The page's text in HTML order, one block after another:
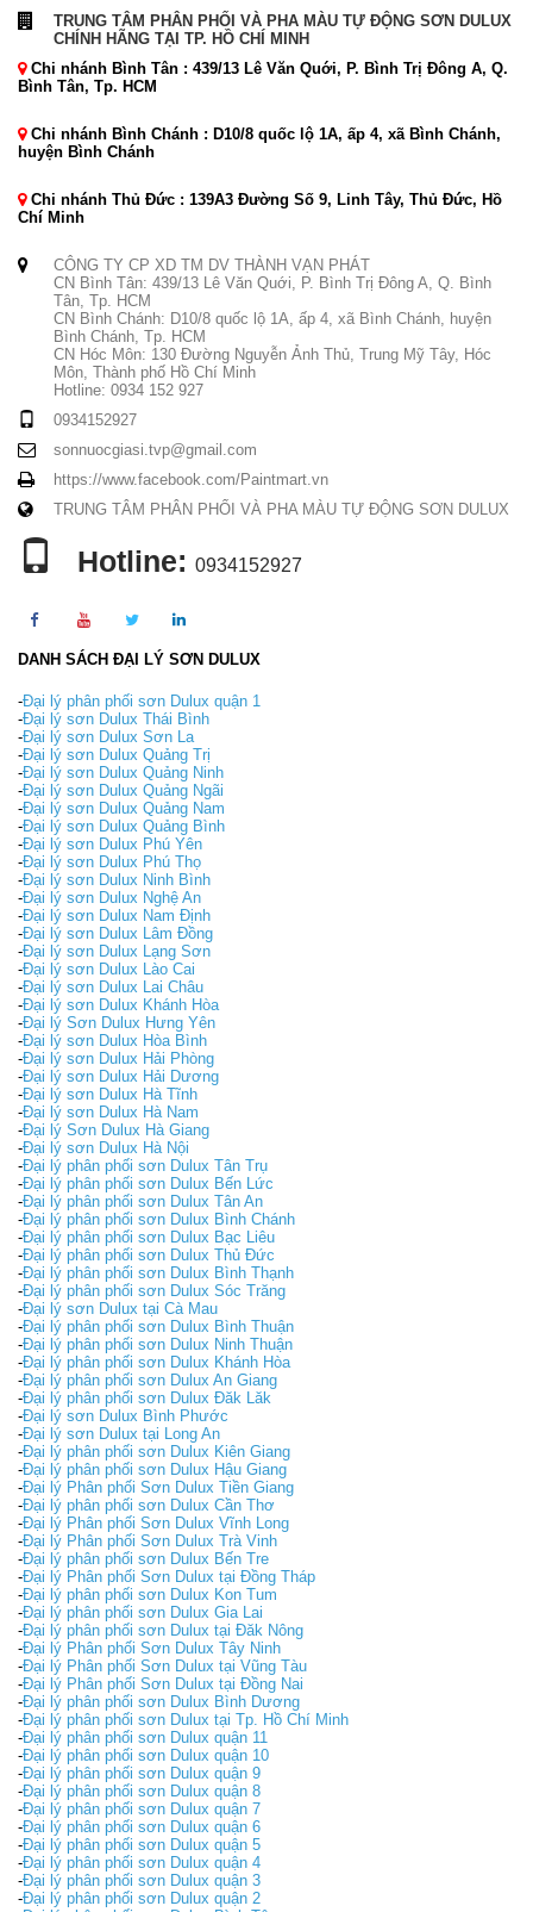
TRUNG TÂM PHÂN PHỐI VÀ PHA MÀU TỰ ĐỘNG SƠN DULUX
CHÍNH HÃNG TẠI TP. HỒ CHÍ MINH
Chi nhánh Bình Tân : 439/13 Lê Văn Quới, P. Bình Trị Đông A, Q.
Bình Tân, Tp. HCM
Chi nhánh Bình Chánh : D10/8 quốc lộ 1A, ấp 4, xã Bình Chánh,
huyện Bình Chánh
Chi nhánh Thủ Đức : 139A3 Đường Số 9, Linh Tây, Thủ Đức, Hồ
Chí Minh
CÔNG TY CP XD TM DV THÀNH VẠN PHÁT
CN Bình Tân: 439/13 Lê Văn Quới, P. Bình Trị Đông A, Q. Bình
Tân, Tp. HCM
CN Bình Chánh: D10/8 quốc lộ 1A, ấp 4, xã Bình Chánh, huyện
Bình Chánh, Tp. HCM
CN Hóc Môn: 130 Đường Nguyễn Ảnh Thủ, Trung Mỹ Tây, Hóc
Môn, Thành phố Hồ Chí Minh
Hotline: 0934 152 927
0934152927
sonnuocgiasi.tvp@gmail.com
https://www.facebook.com/Paintmart.vn
TRUNG TÂM PHÂN PHỐI VÀ PHA MÀU TỰ ĐỘNG SƠN DULUX
Hotline: 0934152927
DANH SÁCH ĐẠI LÝ SƠN DULUX
-Đại lý phân phối sơn Dulux quận 1
-Đại lý sơn Dulux Thái Bình
-Đại lý sơn Dulux Sơn La
-Đại lý sơn Dulux Quảng Trị
-Đại lý sơn Dulux Quảng Ninh
-Đại lý sơn Dulux Quảng Ngãi
-Đại lý sơn Dulux Quảng Nam
-Đại lý sơn Dulux Quảng Bình
-Đại lý sơn Dulux Phú Yên
-Đại lý sơn Dulux Phú Thọ
-Đại lý sơn Dulux Ninh Bình
-Đại lý sơn Dulux Nghệ An
-Đại lý sơn Dulux Nam Định
-Đại lý sơn Dulux Lâm Đồng
-Đại lý sơn Dulux Lạng Sơn
-Đại lý sơn Dulux Lào Cai
-Đại lý sơn Dulux Lai Châu
-Đại lý sơn Dulux Khánh Hòa
-Đại lý Sơn Dulux Hưng Yên
-Đại lý sơn Dulux Hòa Bình
-Đại lý sơn Dulux Hải Phòng
-Đại lý sơn Dulux Hải Dương
-Đại lý sơn Dulux Hà Tĩnh
-Đại lý sơn Dulux Hà Nam
-Đại lý Sơn Dulux Hà Giang
-Đại lý sơn Dulux Hà Nội
-Đại lý phân phối sơn Dulux Tân Trụ
-Đại lý phân phối sơn Dulux Bến Lức
-Đại lý phân phối sơn Dulux Tân An
-Đại lý phân phối sơn Dulux Bình Chánh
-Đại lý phân phối sơn Dulux Bạc Liêu
-Đại lý phân phối sơn Dulux Thủ Đức
-Đại lý phân phối sơn Dulux Bình Thạnh
-Đại lý phân phối sơn Dulux Sóc Trăng
-Đại lý sơn Dulux tại Cà Mau
-Đại lý phân phối sơn Dulux Bình Thuận
-Đại lý phân phối sơn Dulux Ninh Thuận
-Đại lý phân phối sơn Dulux Khánh Hòa
-Đại lý phân phối sơn Dulux An Giang
-Đại lý phân phối sơn Dulux Đăk Lăk
-Đại lý sơn Dulux Bình Phước
-Đại lý sơn Dulux tại Long An
-Đại lý phân phối sơn Dulux Kiên Giang
-Đại lý phân phối sơn Dulux Hậu Giang
-Đại lý Phân phối Sơn Dulux Tiền Giang
-Đại lý phân phối sơn Dulux Cần Thơ
-Đại lý Phân phối Sơn Dulux Vĩnh Long
-Đại lý Phân phối Sơn Dulux Trà Vinh
-Đại lý phân phối sơn Dulux Bến Tre
-Đại lý Phân phối Sơn Dulux tại Đồng Tháp
-Đại lý phân phối sơn Dulux Kon Tum
-Đại lý phân phối sơn Dulux Gia Lai
-Đại lý phân phối sơn Dulux tại Đăk Nông
-Đại lý Phân phối Sơn Dulux Tây Ninh
-Đại lý Phân phối Sơn Dulux tại Vũng Tàu
-Đại lý Phân phối Sơn Dulux tại Đồng Nai
-Đại lý phân phối sơn Dulux Bình Dương
-Đại lý phân phối sơn Dulux tại Tp. Hồ Chí Minh
-Đại lý phân phối sơn Dulux quận 11
-Đại lý phân phối sơn Dulux quận 10
-Đại lý phân phối sơn Dulux quận 9
-Đại lý phân phối sơn Dulux quận 8
-Đại lý phân phối sơn Dulux quận 7
-Đại lý phân phối sơn Dulux quận 6
-Đại lý phân phối sơn Dulux quận 5
-Đại lý phân phối sơn Dulux quận 4
-Đại lý phân phối sơn Dulux quận 3
-Đại lý phân phối sơn Dulux quận 2